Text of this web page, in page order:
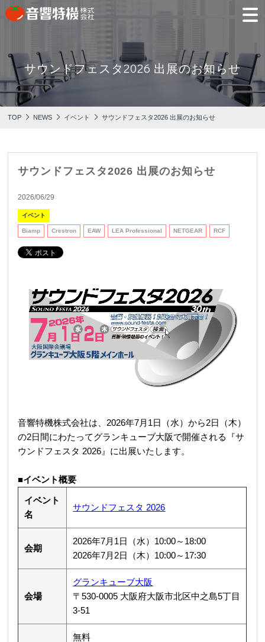
JP EN
PRODUCTS
PRODUCTS
CONCEPT
特
長
ル
特選情報 トレーニング
新着情報
COMPANY
概
所
採
REPAIR
修理依頼 総合カタログ お問合せ
サウンドフェスタ2026 出展のお知らせ
TOP NEWS イベント サウンドフェスタ2026 出展のお知らせ
サウンドフェスタ2026 出展のお知らせ
2026/06/29
イベント
Biamp Crestron EAW LEA Professional NETGEAR RCF
音響特機株式会社は、2026年7月1日（水）から2日（木）
の2日間にわたってグランキューブ大阪で開催される『サ
ウンドフェスタ 2026』に出展いたします。
■イベント概要
イベント
名
サウンドフェスタ 2026
会期
2026年7月1日（水）10:00～18:00
2026年7月2日（木）10:00～17:30
会場
グランキューブ大阪
〒530-0005 大阪府大阪市北区中之島5丁目
3-51
無料